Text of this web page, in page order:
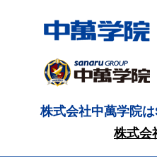
株式会社中萬学院
株式会